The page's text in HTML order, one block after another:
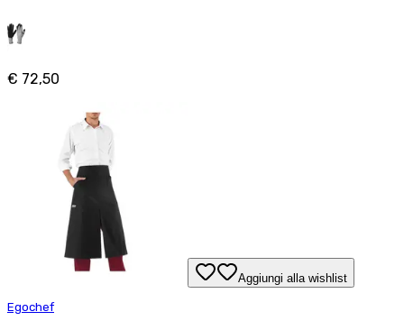
€ 72,50
Aggiungi alla wishlist
Egochef